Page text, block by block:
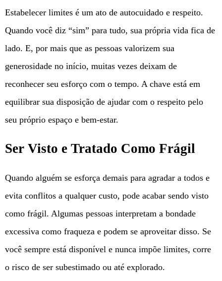
Estabelecer limites é um ato de autocuidado e respeito.
Quando você diz “sim” para tudo, sua própria vida fica de
lado. E, por mais que as pessoas valorizem sua
generosidade no início, muitas vezes deixam de
reconhecer seu esforço com o tempo. A chave está em
equilibrar sua disposição de ajudar com o respeito pelo
seu próprio espaço e bem-estar.
Ser Visto e Tratado Como Frágil
Quando alguém se esforça demais para agradar a todos e
evita conflitos a qualquer custo, pode acabar sendo visto
como frágil. Algumas pessoas interpretam a bondade
excessiva como fraqueza e podem se aproveitar disso. Se
você sempre está disponível e nunca impõe limites, corre
o risco de ser subestimado ou até explorado.